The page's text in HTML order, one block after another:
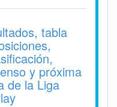
tabla
y próxima
de la Liga